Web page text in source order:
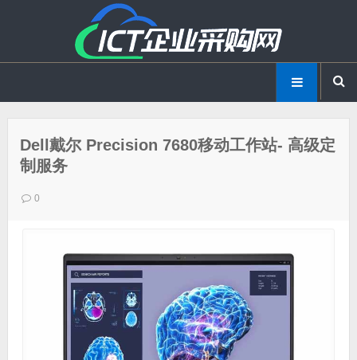
Dell戴尔 Precision 7680移动工作站- 高级定
制服务
0